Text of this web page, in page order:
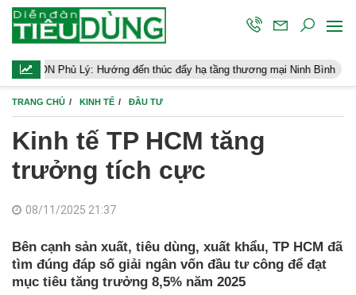
Lý: Hướng đến thúc đẩy hạ tầng thương mại Ninh Bình Điều
TRANG CHỦ KINH TẾ ĐẦU TƯ
Kinh tế TP HCM tăng
trưởng tích cực
08/11/2025 21:37
Bên cạnh sản xuất, tiêu dùng, xuất khẩu, TP HCM đã
tìm đúng đáp số giải ngân vốn đầu tư công để đạt
mục tiêu tăng trưởng 8,5% năm 2025